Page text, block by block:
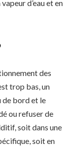
d’eau et en
des
trop bas, un
de bord et le
ou refuser de
soit dans une
soit en